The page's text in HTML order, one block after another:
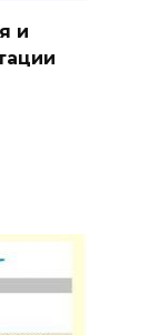
и